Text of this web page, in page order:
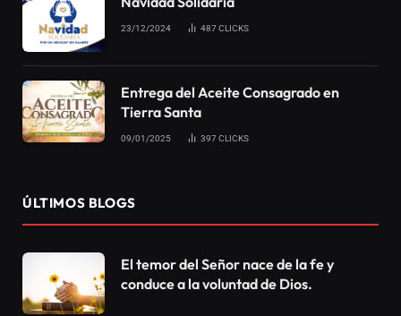
el cambio de año en la playa, vestidos de blanco y
viendo el tradicional espectáculo de fuego
artificiales. Tambien hay quienes se empeñan en
saltar las siete olas o hacer alguna otra simpatia
típica de fin de año.